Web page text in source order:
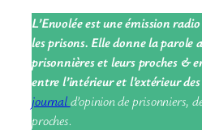
L’Envolée est une émission
les prisons. Elle donne la parole
prisonnières et leurs proches &
entre l’intérieur et l’extérieur
journald’opinion de prisonniers,
proches.